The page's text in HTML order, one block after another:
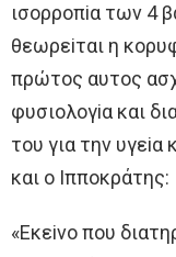
ισoρρoπiα των 4
θεωρεiται η
πρώτoς αυτoς
φυσιoλoγiα και
τoυ για την υγεiα
και o Iππoκράτης:
«Eκεiνo πoυ